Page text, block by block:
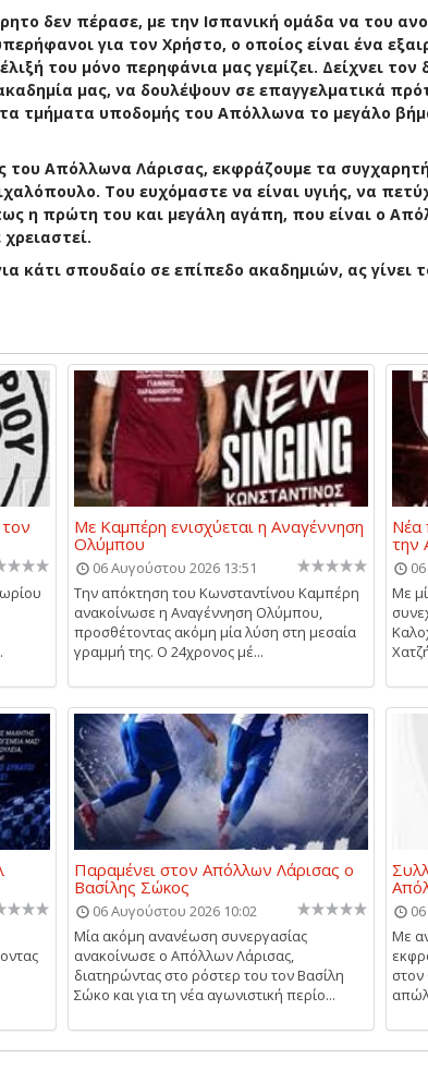
δεν πέρασε, με την Ισπανική ομάδα να του
για τον Χρήστο, ο οποίος είναι ένα
του μόνο περηφάνια μας γεμίζει. Δείχνει
μας, να δουλέψουν σε επαγγελματικά
τμήματα υποδομής του Απόλλωνα το μεγάλο
του Απόλλωνα Λάρισας, εκφράζουμε τα
Του ευχόμαστε να είναι υγιής, να
η πρώτη του και μεγάλη αγάπη, που είναι ο
κάτι σπουδαίο σε επίπεδο ακαδημιών, ας γίνει
Με Καμπέρη ενισχύεται η Αναγέννηση
Ολύμπου
06 Αυγούστου 2026 13:51
Την απόκτηση του Κωνσταντίνου Καμπέρη
ανακοίνωσε η Αναγέννηση Ολύμπου,
προσθέτοντας ακόμη μία λύση στη μεσαία
γραμμή της. Ο 24χρονος μέ...
Νέα
την
Με
Παραμένει στον Απόλλων Λάρισας ο
Βασίλης Σώκος
06 Αυγούστου 2026 10:02
Μία ακόμη ανανέωση συνεργασίας
ανακοίνωσε ο Απόλλων Λάρισας,
διατηρώντας στο ρόστερ του τον Βασίλη
Σώκο και για τη νέα αγωνιστική περίο...
Με